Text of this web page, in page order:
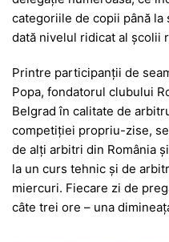
o
o
k
p
p
n
g
er
categoriile de copii până
dată nivelul ridicat al școlii
Printre participanții de
Popa, fondatorul clubului
Belgrad în calitate de
competiției propriu-zise,
de alți arbitri din România
la un curs tehnic și de
miercuri. Fiecare zi de
câte trei ore – una